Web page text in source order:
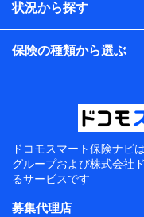
状況から探す
保険の種類から選ぶ
ドコモスマート保険ナビは
グループおよび株式会社
るサービスです
募集代理店